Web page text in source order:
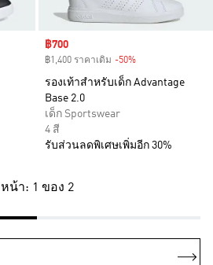
Sale price
฿700
฿1,400 ราคาเดิม -50%
รองเท้าสำหรับเด็ก Advantage
Base 2.0
เด็ก Sportswear
4 สี
รับส่วนลดพิเศษเพิ่มอีก 30%
หน้า: 1 ของ 2